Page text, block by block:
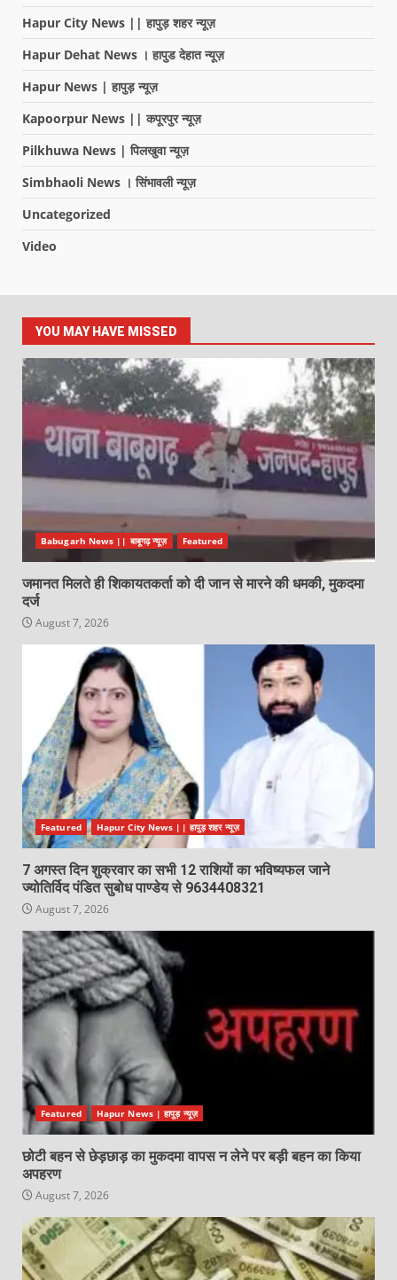
Hapur City News || हापुड़ शहर न्यूज़
Hapur Dehat News । हापुड देहात न्यूज़
Hapur News | हापुड़ न्यूज़
Kapoorpur News || कपूरपुर न्यूज़
Pilkhuwa News | पिलखुवा न्यूज़
Simbhaoli News । सिंभावली न्यूज़
Uncategorized
Video
YOU MAY HAVE MISSED
Babugarh News || बाबूगढ़ न्यूज़ Featured
जमानत मिलते ही शिकायतकर्ता को दी जान से मारने की धमकी, मुकदमा
दर्ज
August 7, 2026
Featured Hapur City News || हापुड़ शहर न्यूज़
7 अगस्त दिन शुक्रवार का सभी 12 राशियों का भविष्यफल जाने
ज्योतिर्विद पंडित सुबोध पाण्डेय से 9634408321
August 7, 2026
Featured Hapur News | हापुड़ न्यूज़
छोटी बहन से छेड़छाड़ का मुकदमा वापस न लेने पर बड़ी बहन का किया
अपहरण
August 7, 2026